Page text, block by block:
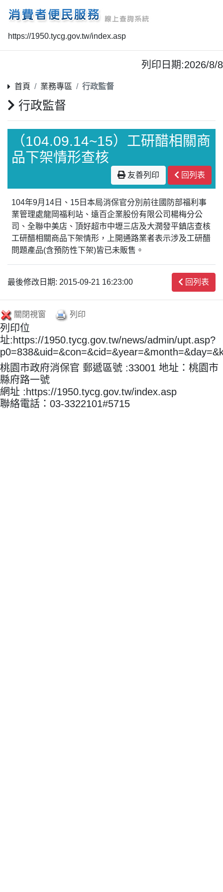
https://1950.tycg.gov.tw/index.asp
列印日期:2026/8/8
首頁 業務專區 行政監督
行政監督
（104.09.14~15）工研醋相關商
品下架情形查核
友善列印 回列表
104年9月14日、15日本局消保官分別前往國防部福利事
業管理處龍岡福利站、遠百企業股份有限公司楊梅分公
司、全聯中美店、頂好超市中壢三店及大潤發平鎮店查核
工研醋相關商品下架情形，上開通路業者表示涉及工研醋
問題產品(含預防性下架)皆已未販售。
最後修改日期: 2015-09-21 16:23:00 回列表
關閉視窗 列印
列印位
址:https://1950.tycg.gov.tw/news/admin/upt.asp?
桃園市政府消保官 郵遞區號 :33001 地址：桃園市
縣府路一號
網址 :https://1950.tycg.gov.tw/index.asp
聯絡電話：03-3322101#5715